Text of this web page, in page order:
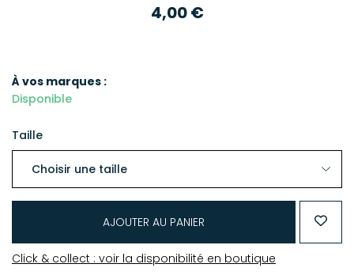
4,00 €
À vos marques :
Disponible
Taille
AJOUTER AU PANIER
Click & collect : voir la disponibilité en boutique